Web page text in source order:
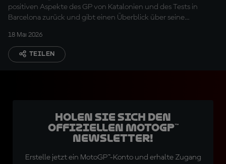
positiven Aspekte des GP von Katalonien und des Tests in
Barcelona zurück und gibt einen Überblick über seine
18 Mai 2026
TEILEN
Holen Sie sich den
offiziellen MotoGP™
Newsletter!
Erstelle jetzt ein MotoGP™-Konto und erhalte Zugang